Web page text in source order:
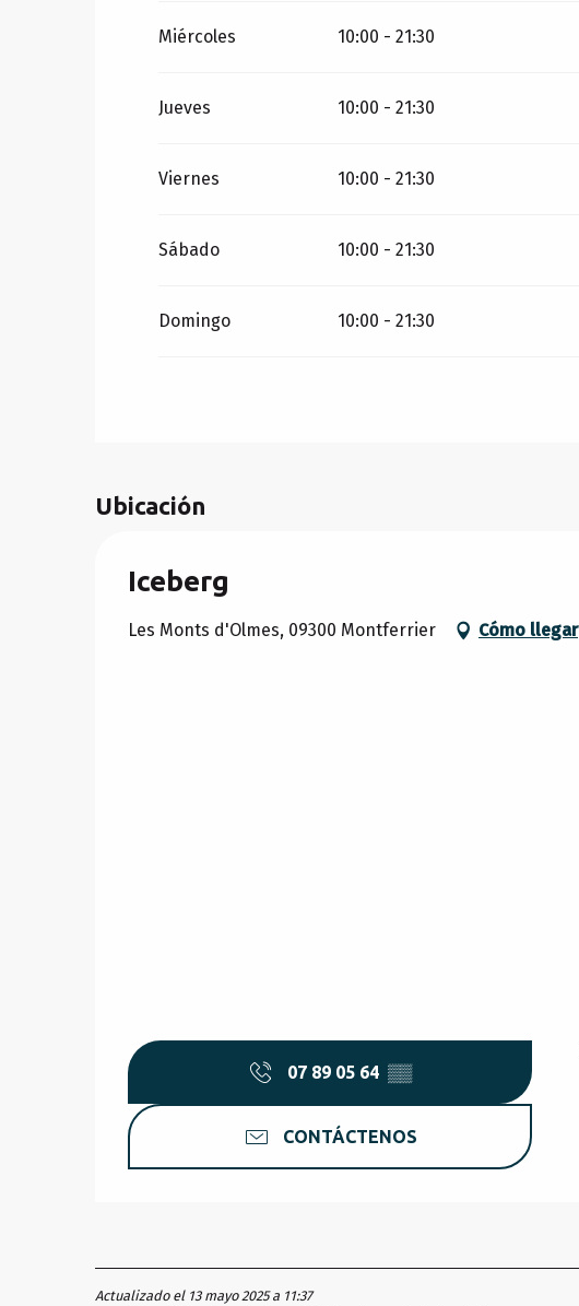
Miércoles 10:00 - 21:30
Jueves 10:00 - 21:30
Viernes 10:00 - 21:30
Sábado 10:00 - 21:30
Domingo 10:00 - 21:30
Ubicación
Iceberg
Les Monts d'Olmes, 09300 Montferrier Cómo llegar
07 89 05 64 ▒▒
CONTÁCTENOS
Actualizado el 13 mayo 2025 a 11:37